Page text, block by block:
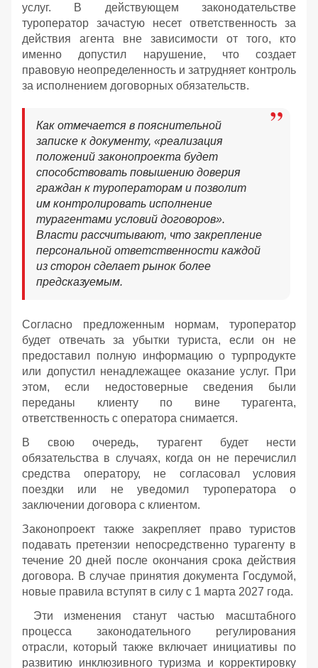
услуг. В действующем законодательстве
туроператор зачастую несет ответственность за
действия агента вне зависимости от того, кто
именно допустил нарушение, что создает
правовую неопределенность и затрудняет контроль
за исполнением договорных обязательств.
Как отмечается в пояснительной
записке к документу, «реализация
положений законопроекта будет
способствовать повышению доверия
граждан к туроператорам и позволит
им контролировать исполнение
турагентами условий договоров».
Власти рассчитывают, что закрепление
персональной ответственности каждой
из сторон сделает рынок более
предсказуемым.
Согласно предложенным нормам, туроператор
будет отвечать за убытки туриста, если он не
предоставил полную информацию о турпродукте
или допустил ненадлежащее оказание услуг. При
этом, если недостоверные сведения были
переданы клиенту по вине турагента,
ответственность с оператора снимается.
В свою очередь, турагент будет нести
обязательства в случаях, когда он не перечислил
средства оператору, не согласовал условия
поездки или не уведомил туроператора о
заключении договора с клиентом.
Законопроект также закрепляет право туристов
подавать претензии непосредственно турагенту в
течение 20 дней после окончания срока действия
договора. В случае принятия документа Госдумой,
новые правила вступят в силу с 1 марта 2027 года.
Эти изменения станут частью масштабного
процесса законодательного регулирования
отрасли, который также включает инициативы по
развитию инклюзивного туризма и корректировку